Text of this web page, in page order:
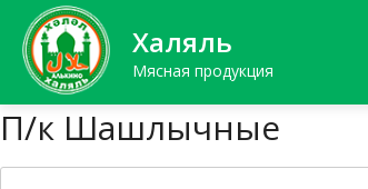
Халяль
Мясная продукция
П/к Шашлычные